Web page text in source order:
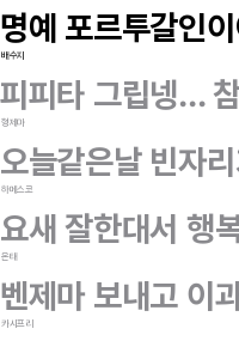
명예 포르투갈인
배수지
피피타 그립넹...
형제마
오늘같은날 빈자
하메스코
요새 잘한대서 행
온태
벤제마 보내고 이
카시프리